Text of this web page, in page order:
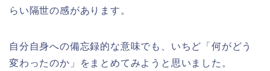
らい隔世の感があります。
自分自身への備忘録的な意味でも、いちど「何がどう
変わったのか」をまとめてみようと思いました。